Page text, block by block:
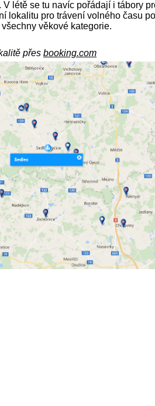
létě se tu navíc pořádají i tábory
lokalitu pro trávení volného času
věkové kategorie.
přes booking.com